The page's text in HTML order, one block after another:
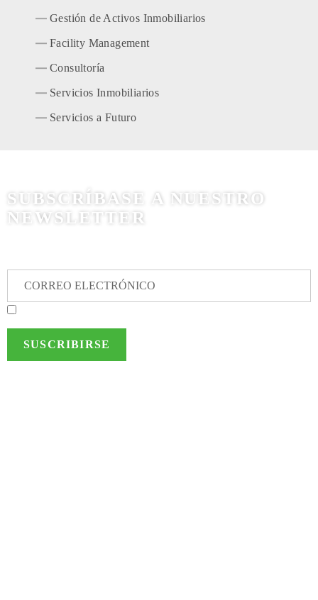
Gestión de Activos Inmobiliarios
Facility Management
Consultoría
Servicios Inmobiliarios
Servicios a Futuro
SUBSCRÍBASE A NUESTRO
NEWSLETTER